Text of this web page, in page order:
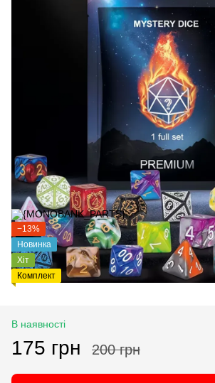
−13%
Новинка
Хіт
Комплект
В наявності
175 грн 200 грн